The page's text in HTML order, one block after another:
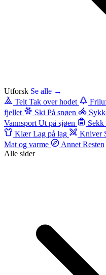
Utforsk Se alle →
Telt Tak over hodet
fjellet
Ski På snøen
Vannsport Ut på sjøen Sekk
KlærLag på lag Kniver
Mat og varme
Annet Resten
Alle sider